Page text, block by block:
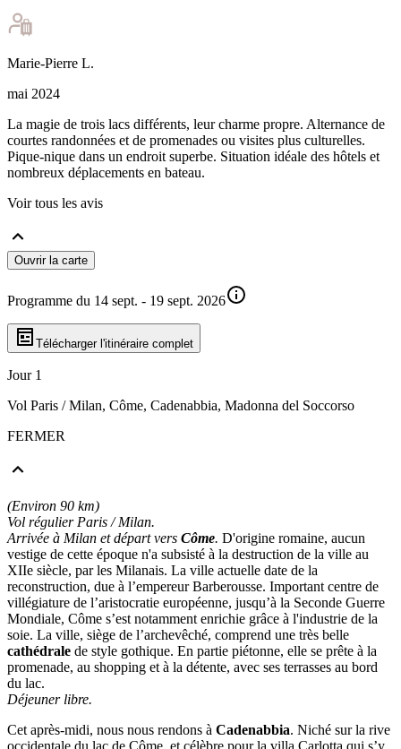
Marie-Pierre L.
mai 2024
La magie de trois lacs différents, leur charme propre. Alternance de
courtes randonnées et de promenades ou visites plus culturelles.
Pique-nique dans un endroit superbe. Situation idéale des hôtels et
nombreux déplacements en bateau.
Voir tous les avis
Ouvrir la carte
Programme du 14 sept. - 19 sept. 2026
Télécharger l'itinéraire complet
Jour 1
Vol Paris / Milan, Côme, Cadenabbia, Madonna del Soccorso
FERMER
(Environ 90 km)
Vol régulier Paris / Milan.
Arrivée à Milan et départ vers Côme. D'origine romaine, aucun
vestige de cette époque n'a subsisté à la destruction de la ville au
XIIe siècle, par les Milanais. La ville actuelle date de la
reconstruction, due à l’empereur Barberousse. Important centre de
villégiature de l’aristocratie européenne, jusqu’à la Seconde Guerre
Mondiale, Côme s’est notamment enrichie grâce à l'industrie de la
soie. La ville, siège de l’archevêché, comprend une très belle
cathédrale de style gothique. En partie piétonne, elle se prête à la
promenade, au shopping et à la détente, avec ses terrasses au bord
du lac.
Déjeuner libre.
Cet après-midi, nous nous rendons à Cadenabbia. Niché sur la rive
occidentale du lac de Côme, et célèbre pour la villa Carlotta qui s’y